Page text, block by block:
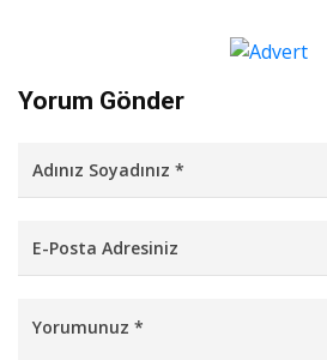
Yorum Gönder